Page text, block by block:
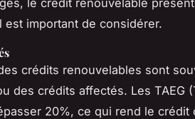
est important de considérer.
crédits renouvelables sont
des crédits affectés. Les TAEG
20%, ce qui rend le crédit